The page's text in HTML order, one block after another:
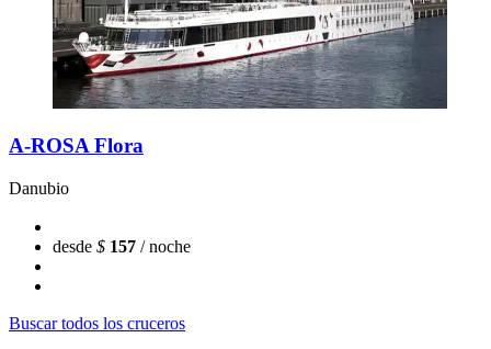
A-ROSA Flora
Danubio
desde $ 157 / noche
Buscar todos los cruceros